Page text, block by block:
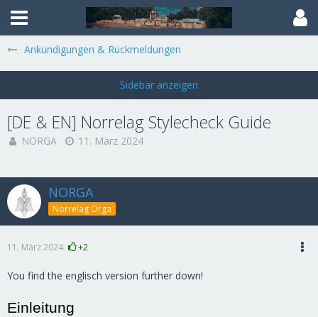
Ankündigungen & Rückmeldungen
[DE & EN] Norrelag Stylecheck Guide
NORGA 11. März 2024
NORGA
Norrelag Orga
11. März 2024 +2
You find the englisch version further down!
Einleitung